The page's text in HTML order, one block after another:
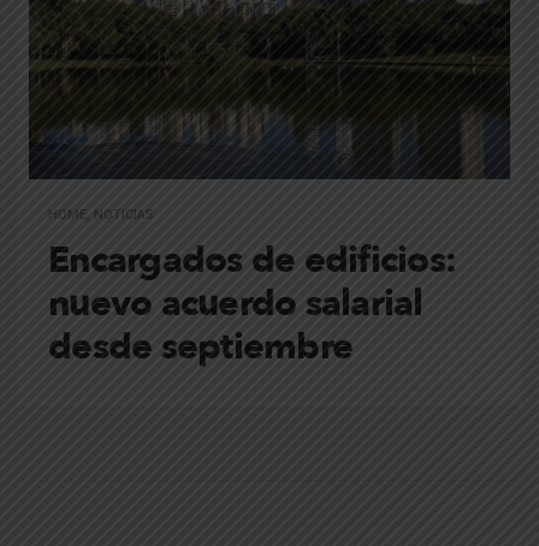
HOME, NOTICIAS
Encargados de edificios:
nuevo acuerdo salarial
desde septiembre